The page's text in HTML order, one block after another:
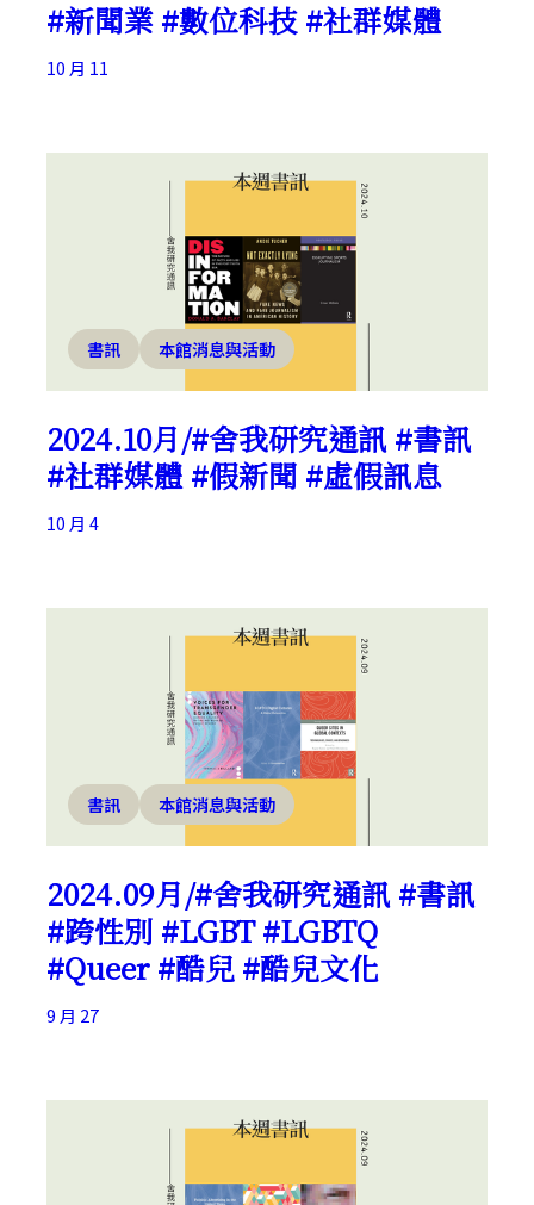
#新聞業 #數位科技 #社群媒體
10 月 11
書訊 本館消息與活動
2024.10月/#舍我研究通訊 #書訊
#社群媒體 #假新聞 #虛假訊息
10 月 4
書訊 本館消息與活動
2024.09月/#舍我研究通訊 #書訊
#跨性別 #LGBT #LGBTQ
#Queer #酷兒 #酷兒文化
9 月 27